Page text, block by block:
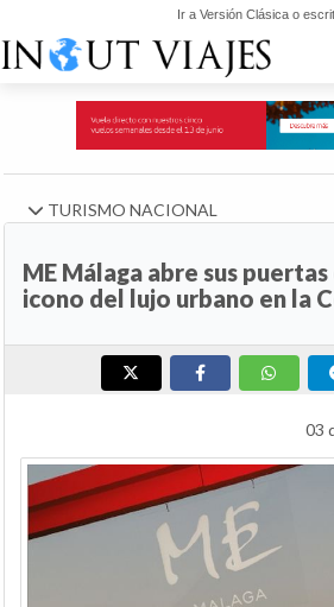
Ir a Versión Clásica o
TURISMO NACIONAL
ME Málaga abre sus
icono del lujo urbano en la
03